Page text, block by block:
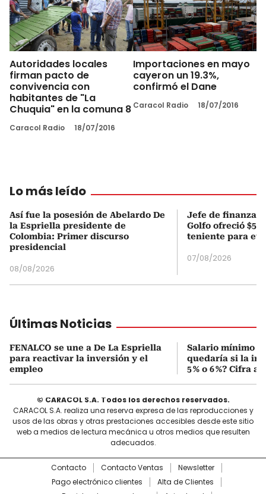
Autoridades locales
firman pacto de
convivencia con
habitantes de "La
Chuquia" en la comuna 8
Caracol Radio 18/07/2016
Importaciones en mayo
cayeron un 19.3%,
confirmó el Dane
Caracol Radio 18/07/2016
Lo más leído
Así fue la posesión de Abelardo De
la Espriella presidente de
Colombia: Primer discurso
presidencial
08/08/2026
Jefe de finanzas
Golfo ofreció
teniente para
07/08/2026
Últimas Noticias
FENALCO se une a De La Espriella
para reactivar la inversión y el
empleo
Salario mínimo
quedaría si la
5 % o 6 %? Cifra
© CARACOL S.A. Todos los derechos reservados.
CARACOL S.A. realiza una reserva expresa de las reproducciones y
usos de las obras y otras prestaciones accesibles desde este sitio
web a medios de lectura mecánica u otros medios que resulten
adecuados.
Contacto Contacto Ventas
Newsletter
Pago electrónico clientes
Alta de Clientes